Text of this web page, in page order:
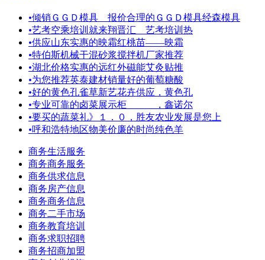
•倾销ＧＧＤ模具 报价合理的ＧＧＤ模具经森模具
•艺考空乘培训就来翔晋汇＿艺考培训热
•供应山东实惠的映霜红桃苗——映霜
•特伯斯机械干混砂浆搅拌机厂家推荐
•湖北价格实惠的远红外磁能艾灸贴推
•为您推荐英泰建材销量好的葡萄糖酸
•好的黄色孔雀草新艺花卉供应，黄色孔
•专业可靠的卤菜展示柜 ，鑫诺尔
•要买的蔬菜礼》１．０，胜友农业发展是您上
•呼和浩特地区物美价廉的时尚纯色羊
商务生活服务
商务商务服务
商务供求信息
商务房产信息
商务商务信息
商务二手市场
商务教育培训
商务求职招聘
商务招商加盟